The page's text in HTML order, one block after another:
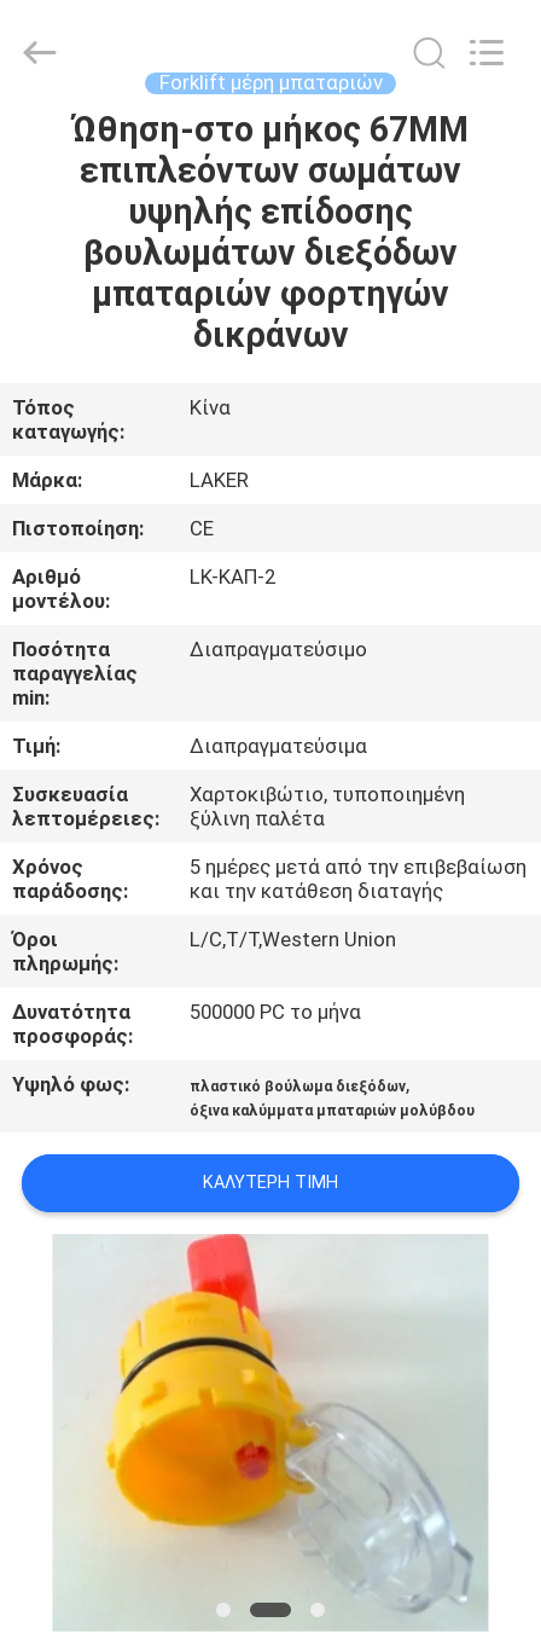
ΑΡΧΙΚΉ
ΣΕΛΊΔΑ
ΠΡΟΪΌΝΤΑ
ΣΧΕΤΙΚΆ
ΕΜΆΣ
ΓΎΡΟΣ
ΕΡΓΟΣΤΑΣΊΩΝ
ΠΟΙΟΤΙΚΌΣ
ΈΛΕΓΧΟΣ
ΝΈΑ
SITEMAP
ΠΟΛΙΤΙΚΉ
ΑΠΟΡΡΉΤΟΥ
CO.,LIMITED.
Forklift μέρη μπαταριών
Ώθηση-στο μήκος 67MM
επιπλεόντων σωμάτων
υψηλής επίδοσης
βουλωμάτων διεξόδων
μπαταριών φορτηγών
δικράνων
Τόπος
καταγωγής:
Κίνα
Μάρκα:
LAKER
Πιστοποίηση:
CE
Αριθμό
μοντέλου:
LK-ΚΑΠ-2
Ποσότητα
παραγγελίας
min:
Διαπραγματεύσιμο
Τιμή:
Διαπραγματεύσιμα
Συσκευασία
λεπτομέρειες:
Χαρτοκιβώτιο, τυποποιημένη
ξύλινη παλέτα
Χρόνος
παράδοσης:
5 ημέρες μετά από την επιβεβαίωση
και την κατάθεση διαταγής
Όροι
πληρωμής:
L/C,T/T,Western Union
Δυνατότητα
προσφοράς:
500000 PC το μήνα
Υψηλό φως: πλαστικό βούλωμα διεξόδων,
όξινα καλύμματα μπαταριών μολύβδου
ΚΑΛΎΤΕΡΗ ΤΙΜΉ